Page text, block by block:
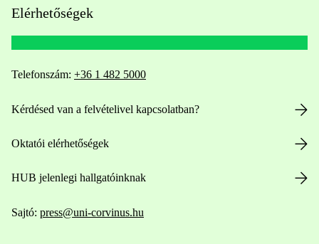
Elérhetőségek
Telefonszám: +36 1 482 5000
Kérdésed van a felvételivel kapcsolatban?
Oktatói elérhetőségek
HUB jelenlegi hallgatóinknak
Sajtó: press@uni-corvinus.hu